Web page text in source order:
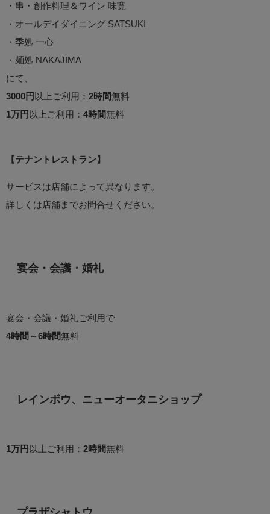
・串・創作料理＆ワイン 味寛
・オールデイダイニング SATSUKI
・季処 一心
・麺処 NAKAJIMA
にて、
3000円 以上ご利用： 2時間無料
1万円 以上ご利用： 4時間無料
【テナントレストラン】
サービスは店舗によって異なります。
詳しくは店舗までお問合せください。
宴会・会議・婚礼
宴会・会議・婚礼ご利用で
4時間～6時間無料
レインボウ、ニューオータニショップ
1万円 以上ご利用： 2時間無料